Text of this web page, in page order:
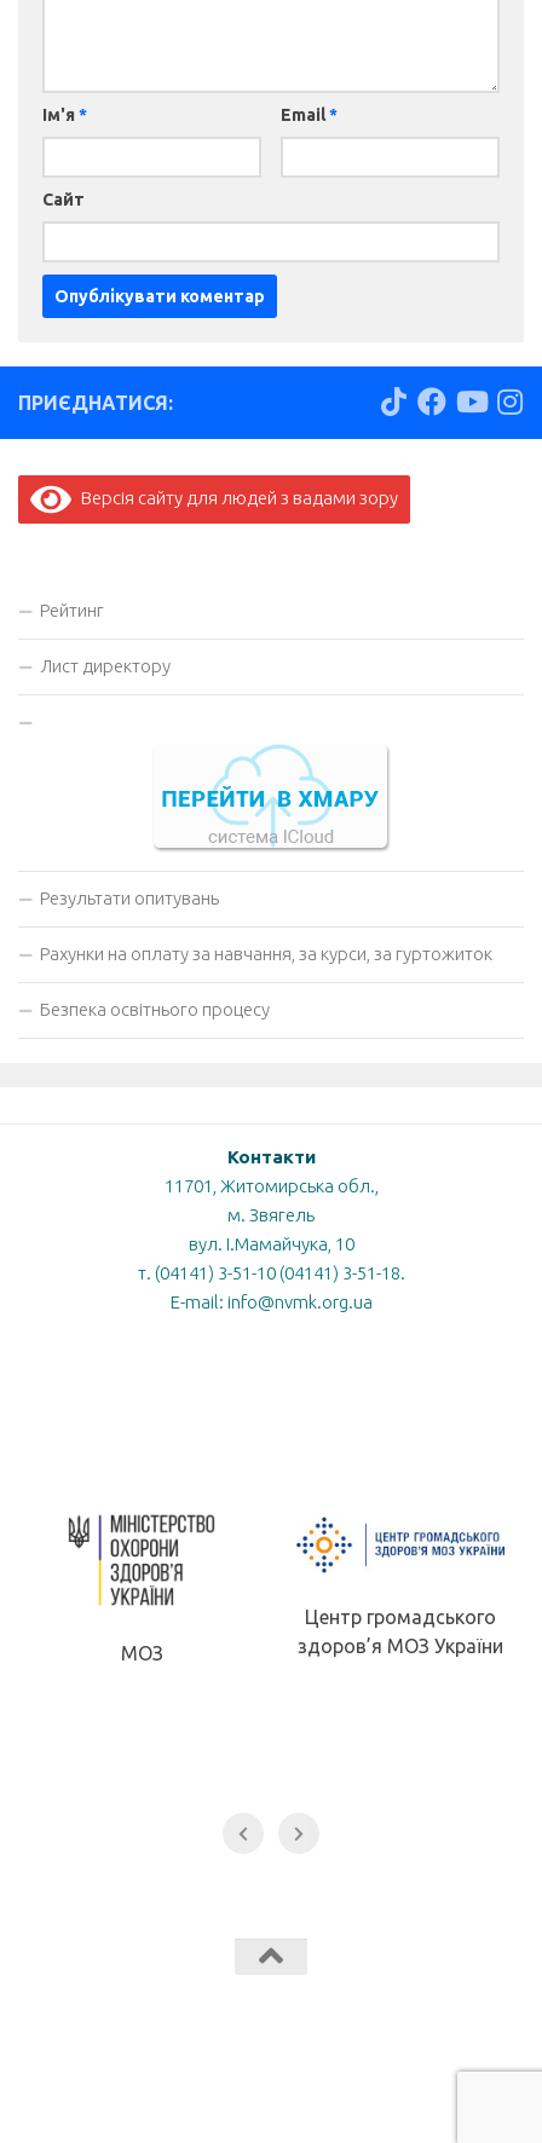
Ім'я * Email*
Сайт
ПРИЄДНАТИСЯ:
Версія сайту для людей з вадами зору
Рейтинг
Лист директору
Результати опитувань
Рахунки на оплату за навчання, за курси, за гуртожиток
Безпека освітнього процесу
Контакти
11701, Житомирська обл.,
м. Звягель
вул. І.Мамайчука, 10
т. (04141) 3-51-10 (04141) 3-51-18.
E-mail: info@nvmk.org.ua
МОЗ
Центр громадського
здоров’я МОЗ України